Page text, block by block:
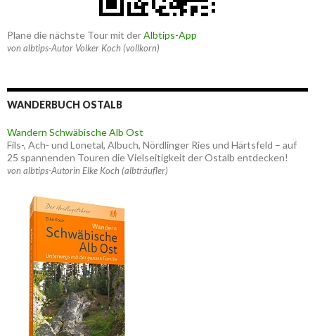
Plane die nächste Tour mit derAlbtips-App
von albtips-Autor Volker Koch (vollkorn)
WANDERBUCH OSTALB
Wandern Schwäbische Alb Ost
Fils-, Ach- und Lonetal, Albuch, Nördlinger Ries und Härtsfeld – auf
25 spannenden Touren die Vielseitigkeit der Ostalb entdecken!
von albtips-Autorin Elke Koch (albträufler)